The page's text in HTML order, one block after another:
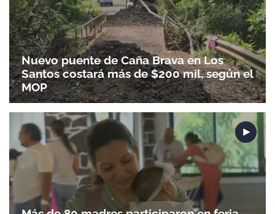
Nuevo puente de Caña Brava en Los
Santos costará más de $200 mil, según el
MOP